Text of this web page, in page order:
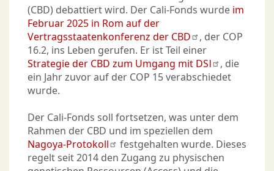
(CBD) debattiert wird. Der Cali-Fonds wurde im
Februar 2025 in Rom auf der
Vertragsstaatenkonferenz der CBD
, der COP
16.2, ins Leben gerufen. Er ist Teil einer
Strategie der CBD zum Umgang mit DSI
, die
ein Jahr zuvor auf der COP 15 verabschiedet
wurde.
Der Cali-Fonds soll fortsetzen, was unter dem
Rahmen der CBD und im speziellen dem
Nagoya-Protokoll
festgehalten wurde. Dieses
regelt seit 2014 den Zugang zu physischen